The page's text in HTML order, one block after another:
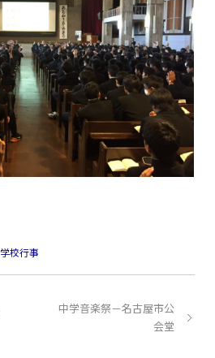
学校行事
中学音楽祭－名古屋市公
会堂